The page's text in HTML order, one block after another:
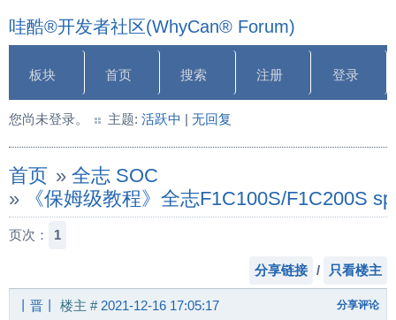
哇酷®开发者社区(WhyCan® Forum)
板块 首页 搜索 注册 登录
您尚未登录。 主题: 活跃中 | 无回复
首页 » 全志 SOC
»
《保姆级教程》全志F1C100S/F1C200S
页次： 1
分享链接 / 只看楼主
丨晋丨 楼主 # 2021-12-16 17:05:17 分享评论